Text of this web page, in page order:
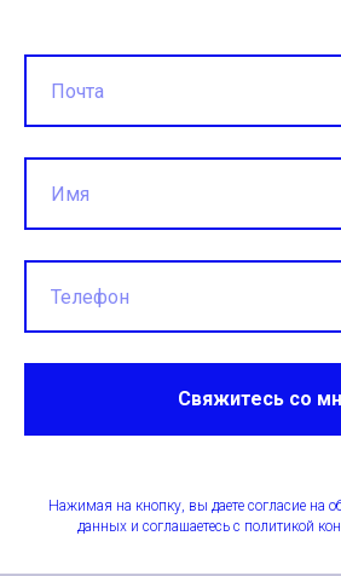
Свяжитесь со
Нажимая на кнопку, вы даете согласие на
данных и соглашаетесь c политикой